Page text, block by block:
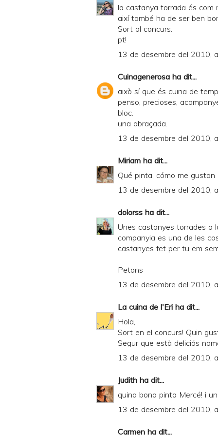
la castanya torrada és com
així també ha de ser ben
Sort al concurs.
pt!
13 de desembre del 2010,
Cuinagenerosa ha dit...
això sí que és cuina de
penso, precioses,
bloc.
una abraçada.
13 de desembre del 2010,
Miriam ha dit...
Qué pinta, cómo me gustan
13 de desembre del 2010,
dolorss ha dit...
Unes castanyes torrades a
companyia es una de les
castanyes fet per tu em
Petons
13 de desembre del 2010,
La cuina de l'Eri ha dit...
Hola,
Sort en el concurs! Quin
Segur que està deliciós
13 de desembre del 2010,
Judith ha dit...
quina bona pinta Mercé! i
13 de desembre del 2010,
Carmen ha dit...